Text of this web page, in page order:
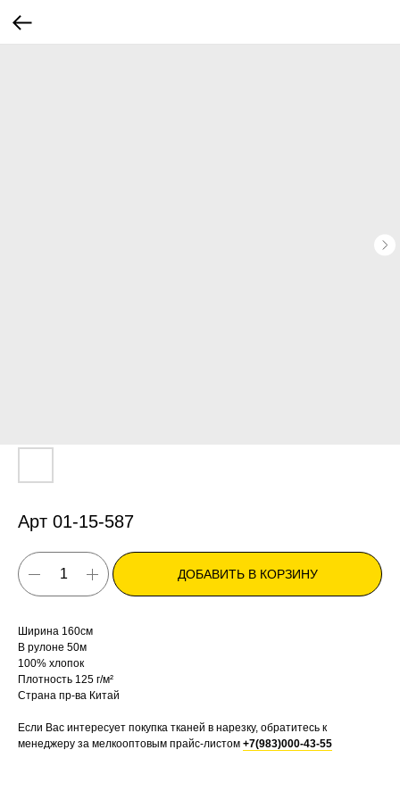
Арт 01-15-587
ДОБАВИТЬ В КОРЗИНУ
Ширина 160см
В рулоне 50м
100% хлопок
Плотность 125 г/м²
Страна пр-ва Китай
Если Вас интересует покупка тканей в нарезку, обратитесь к
менеджеру за мелкооптовым прайс-листом +7(983)000-43-55